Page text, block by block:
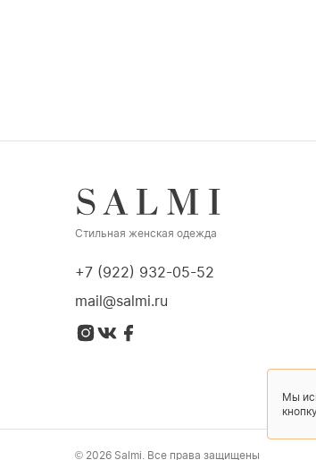
Стильная женская одежда
+7 (922) 932-05-52
mail@salmi.ru
© 2026 Salmi. Все права защищены
Мы